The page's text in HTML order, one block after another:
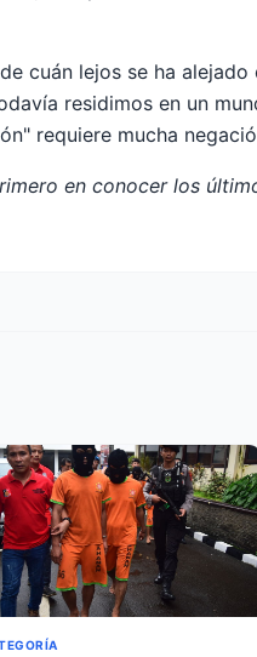
cuán lejos se ha
residimos en un
requiere mucha
en conocer los